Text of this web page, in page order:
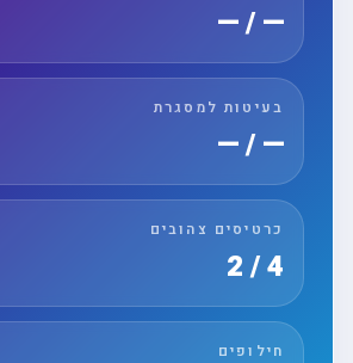
— / —
בעיטות למסגרת
— / —
כרטיסים צהובים
חילופים